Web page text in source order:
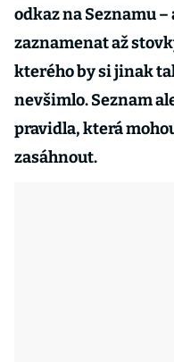
odkaz na Seznamu
zaznamenat až
kterého by si jinak
nevšimlo. Seznam
pravidla, která
zasáhnout.